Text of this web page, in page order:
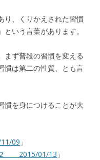
り、くりかえされた習慣
いう言葉があります。
まず普段の習慣を変える
慣は第二の性質、とも言
慣を身につけることが大
09 」
２ 2015/01/13 」